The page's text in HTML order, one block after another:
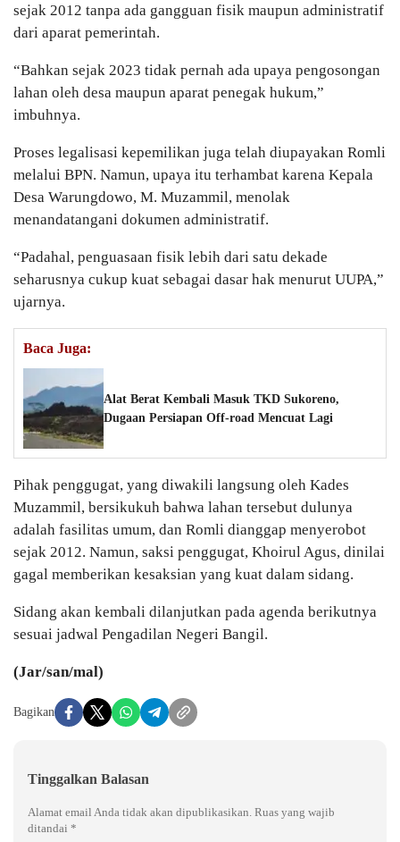
sejak 2012 tanpa ada gangguan fisik maupun administratif
dari aparat pemerintah.
“Bahkan sejak 2023 tidak pernah ada upaya pengosongan
lahan oleh desa maupun aparat penegak hukum,”
imbuhnya.
Proses legalisasi kepemilikan juga telah diupayakan Romli
melalui BPN. Namun, upaya itu terhambat karena Kepala
Desa Warungdowo, M. Muzammil, menolak
menandatangani dokumen administratif.
“Padahal, penguasaan fisik lebih dari satu dekade
seharusnya cukup kuat sebagai dasar hak menurut UUPA,”
ujarnya.
Baca Juga:
Alat Berat Kembali Masuk TKD Sukoreno,
Dugaan Persiapan Off-road Mencuat Lagi
Pihak penggugat, yang diwakili langsung oleh Kades
Muzammil, bersikukuh bahwa lahan tersebut dulunya
adalah fasilitas umum, dan Romli dianggap menyerobot
sejak 2012. Namun, saksi penggugat, Khoirul Agus, dinilai
gagal memberikan kesaksian yang kuat dalam sidang.
Sidang akan kembali dilanjutkan pada agenda berikutnya
sesuai jadwal Pengadilan Negeri Bangil.
(Jar/san/mal)
Bagikan
Tinggalkan Balasan
Alamat email Anda tidak akan dipublikasikan. Ruas yang wajib
ditandai *